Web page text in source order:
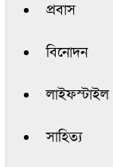
প্রবাস
বিনোদন
লাইফস্টাইল
সাহিত্য